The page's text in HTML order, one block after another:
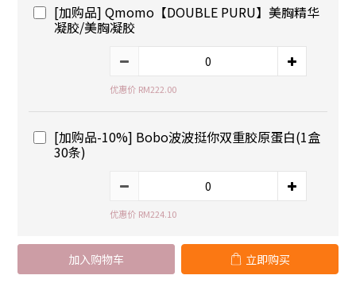
[加购品] Qmomo【DOUBLE PURU】美胸精华
凝胶/美胸凝胶
优惠价 RM222.00
[加购品-10%] Bobo波波挺你双重胶原蛋白​(1盒
30条)
优惠价 RM224.10
加入购物车 立即购买